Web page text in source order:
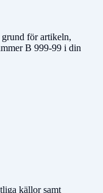
för artikeln,
B 999-99 i din
källor samt